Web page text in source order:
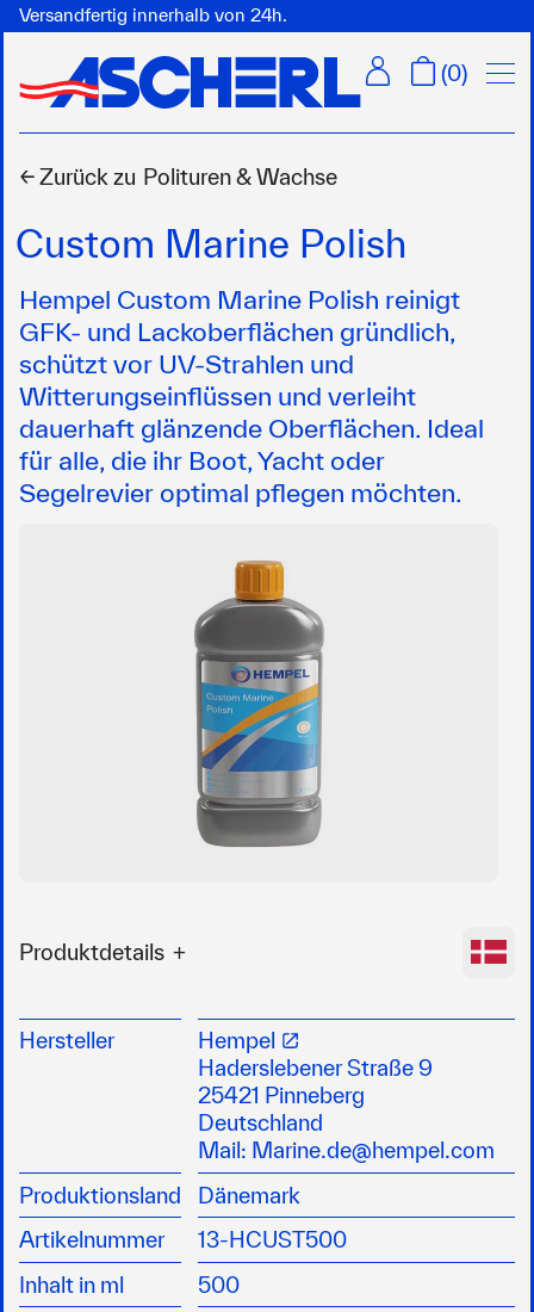
Versandfertig innerhalb von 24h.
(0)
← Zurück zu Polituren & Wachse
Custom Marine Polish
Hempel Custom Marine Polish reinigt
GFK- und Lackoberflächen gründlich,
schützt vor UV-Strahlen und
Witterungseinflüssen und verleiht
dauerhaft glänzende Oberflächen. Ideal
für alle, die ihr Boot, Yacht oder
Segelrevier optimal pflegen möchten.
Produktdetails
gegen UV-Strahlung und Witterungseinflüsse
auf der Oberfläche erzeugt, sowie für neuen
und dauerhaften Glanz sorgt
geeignet für den Einsatz auf GFK- und
Lackoberflächen
Hersteller
Hempel
Haderslebener Straße 9
25421 Pinneberg
Deutschland
Mail: Marine.de@hempel.com
Produktionsland
Dänemark
Artikelnummer
13-HCUST500
Inhalt in ml
500